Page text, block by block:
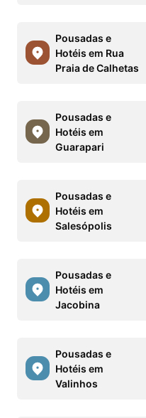
Pousadas e
Hotéis em Rua
Praia de Calhetas
Pousadas e
Hotéis em
Guarapari
Pousadas e
Hotéis em
Salesópolis
Pousadas e
Hotéis em
Jacobina
Pousadas e
Hotéis em
Valinhos